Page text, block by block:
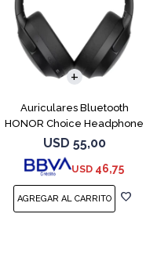
Auriculares Bluetooth
HONOR Choice Headphone
Black
USD 55,00
USD 46,75